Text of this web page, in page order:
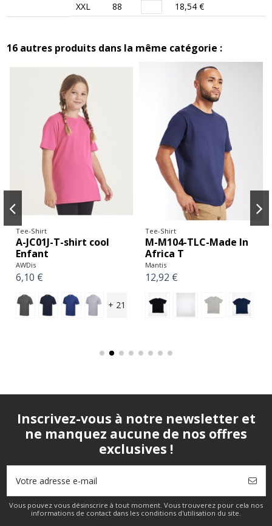
XXL
88 18,54 €
16 autres produits dans la même catégorie :
Tee-Shirt
A-JC01J-T-shirt cool
Enfant
AWDis
6,10 €
+ 21
Tee-Shirt
M-M104-TLC-Made In
Africa T
Mantis
12,92 €
Inscrivez-vous à notre newsletter et
ne manquez aucune de nos offres
exclusives !
Vous pouvez vous désinscrire à tout moment. Vous trouverez pour cela nos
informations de contact dans les conditions d'utilisation du site.